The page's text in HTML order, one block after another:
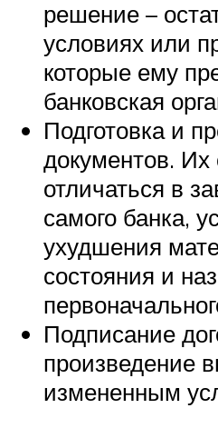
решение –
условиях или
которые ему
банковская
Подготовка и
документов. Их
отличаться в
самого банка,
ухудшения
состояния и
Подписание
произведение
измененным